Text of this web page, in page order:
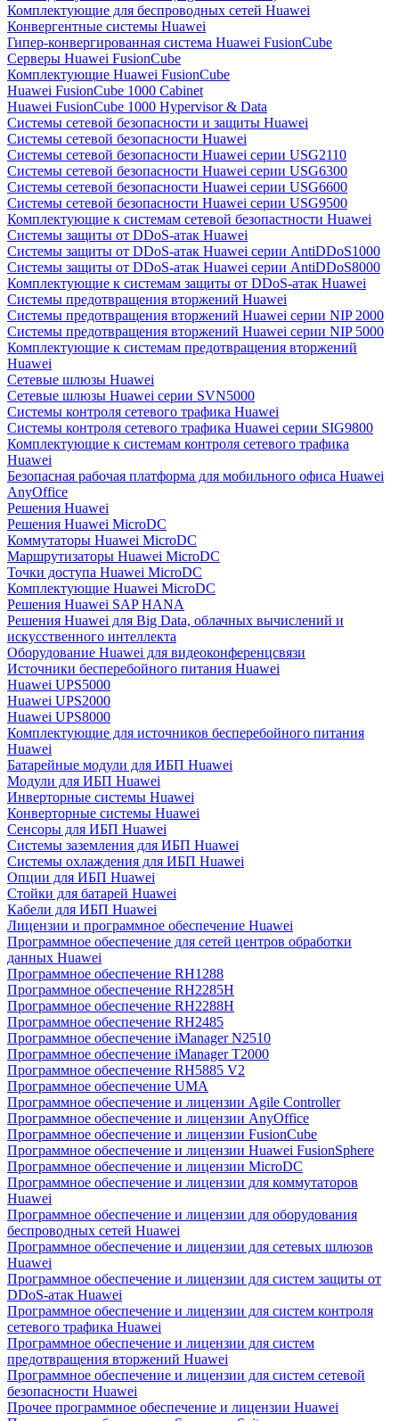
Комплектующие для беспроводных сетей Huawei
Конвергентные системы Huawei
Гипер-конвергированная система Huawei FusionCube
Серверы Huawei FusionCube
Комплектующие Huawei FusionCube
Huawei FusionCube 1000 Cabinet
Huawei FusionCube 1000 Hypervisor & Data
Системы сетевой безопасности и защиты Huawei
Системы сетевой безопасности Huawei
Системы сетевой безопасности Huawei серии USG2110
Системы сетевой безопасности Huawei серии USG6300
Системы сетевой безопасности Huawei серии USG6600
Системы сетевой безопасности Huawei серии USG9500
Комплектующие к системам сетевой безопастности Huawei
Системы защиты от DDoS-атак Huawei
Системы защиты от DDoS-атак Huawei серии AntiDDoS1000
Системы защиты от DDoS-атак Huawei серии AntiDDoS8000
Комплектующие к системам защиты от DDoS-атак Huawei
Системы предотвращения вторжений Huawei
Системы предотвращения вторжений Huawei серии NIP 2000
Системы предотвращения вторжений Huawei серии NIP 5000
Комплектующие к системам предотвращения вторжений
Huawei
Сетевые шлюзы Huawei
Сетевые шлюзы Huawei серии SVN5000
Системы контроля сетевого трафика Huawei
Системы контроля сетевого трафика Huawei серии SIG9800
Комплектующие к системам контроля сетевого трафика
Huawei
Безопасная рабочая платформа для мобильного офиса Huawei
AnyOffice
Решения Huawei
Решения Huawei MicroDC
Коммутаторы Huawei MicroDC
Маршрутизаторы Huawei MicroDC
Точки доступа Huawei MicroDC
Комплектующие Huawei MicroDC
Решения Huawei SAP HANA
Решения Huawei для Big Data, облачных вычислений и
искусственного интеллекта
Оборудование Huawei для видеоконференцсвязи
Источники бесперебойного питания Huawei
Huawei UPS5000
Huawei UPS2000
Huawei UPS8000
Комплектующие для источников бесперебойного питания
Huawei
Батарейные модули для ИБП Huawei
Модули для ИБП Huawei
Инверторные системы Huawei
Конверторные системы Huawei
Сенсоры для ИБП Huawei
Системы заземления для ИБП Huawei
Системы охлаждения для ИБП Huawei
Опции для ИБП Huawei
Стойки для батарей Huawei
Кабели для ИБП Huawei
Лицензии и программное обеспечение Huawei
Программное обеспечение для сетей центров обработки
данных Huawei
Программное обеспечение RH1288
Программное обеспечение RH2285H
Программное обеспечение RH2288H
Программное обеспечение RH2485
Программное обеспечение iManager N2510
Программное обеспечение iManager T2000
Программное обеспечение RH5885 V2
Программное обеспечение UMA
Программное обеспечение и лицензии Agile Controller
Программное обеспечение и лицензии AnyOffice
Программное обеспечение и лицензии FusionCube
Программное обеспечение и лицензии Huawei FusionSphere
Программное обеспечение и лицензии MicroDC
Программное обеспечение и лицензии для коммутаторов
Huawei
Программное обеспечение и лицензии для оборудования
беспроводных сетей Huawei
Программное обеспечение и лицензии для сетевых шлюзов
Huawei
Программное обеспечение и лицензии для систем защиты от
DDoS-атак Huawei
Программное обеспечение и лицензии для систем контроля
сетевого трафика Huawei
Программное обеспечение и лицензии для систем
предотвращения вторжений Huawei
Программное обеспечение и лицензии для систем сетевой
безопасности Huawei
Прочее программное обеспечение и лицензии Huawei